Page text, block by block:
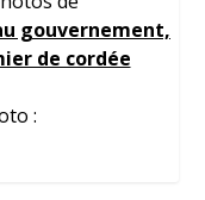
gouvernement,
de cordée
: